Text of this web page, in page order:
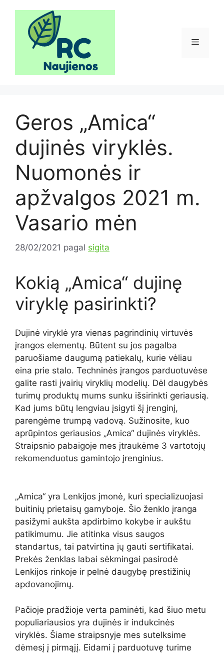
Meniu
Geros „Amica“
dujinės viryklės.
Nuomonės ir
apžvalgos 2021 m.
Vasario mėn
28/02/2021 pagal sigita
Kokią „Amica“ dujinę
viryklę pasirinkti?
Dujinė viryklė yra vienas pagrindinių virtuvės
įrangos elementų. Būtent su jos pagalba
paruošiame daugumą patiekalų, kurie vėliau
eina prie stalo. Techninės įrangos parduotuvėse
galite rasti įvairių viryklių modelių. Dėl daugybės
turimų produktų mums sunku išsirinkti geriausią.
Kad jums būtų lengviau įsigyti šį įrenginį,
parengėme trumpą vadovą. Sužinosite, kuo
aprūpintos geriausios „Amica“ dujinės viryklės.
Straipsnio pabaigoje mes įtraukėme 3 vartotojų
rekomenduotus gamintojo įrenginius.
„Amica“ yra Lenkijos įmonė, kuri specializuojasi
buitinių prietaisų gamyboje. Šio ženklo įranga
pasižymi aukšta apdirbimo kokybe ir aukštu
patikimumu. Jie atitinka visus saugos
standartus, tai patvirtina jų gauti sertifikatai.
Prekės ženklas labai sėkmingai pasirodė
Lenkijos rinkoje ir pelnė daugybę prestižinių
apdovanojimų.
Pačioje pradžioje verta paminėti, kad šiuo metu
populiariausios yra dujinės ir indukcinės
viryklės. Šiame straipsnyje mes sutelksime
dėmesį į pirmąjį. Eidami į parduotuvę turime